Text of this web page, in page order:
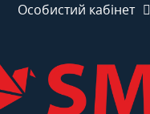
Особистий кабінет